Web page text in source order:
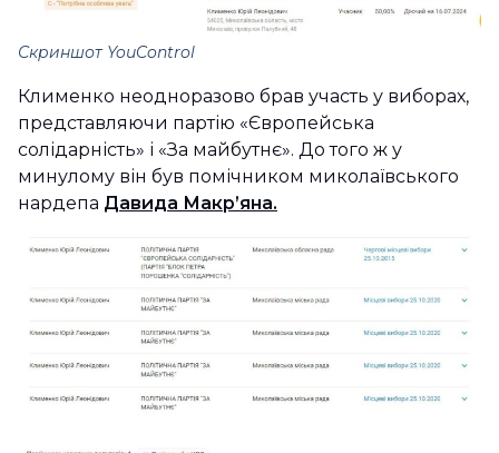
Скриншот YouControl
Клименко неодноразово брав участь у виборах,
представляючи партію «Європейська
солідарність» і «За майбутнє». До того ж у
минулому він був помічником миколаївського
нардепа Давида Макр’яна.